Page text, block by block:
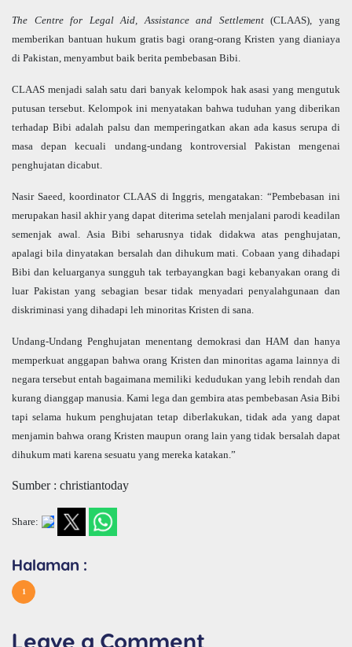
The Centre for Legal Aid, Assistance and Settlement(CLAAS), yang
memberikan bantuan hukum gratis bagi orang-orang Kristen yang dianiaya
di Pakistan, menyambut baik berita pembebasan Bibi.
CLAAS menjadi salah satu dari banyak kelompok hak asasi yang mengutuk
putusan tersebut. Kelompok ini menyatakan bahwa tuduhan yang diberikan
terhadap Bibi adalah palsu dan memperingatkan akan ada kasus serupa di
masa depan kecuali undang-undang kontroversial Pakistan mengenai
penghujatan dicabut.
Nasir Saeed, koordinator CLAAS di Inggris, mengatakan: “Pembebasan ini
merupakan hasil akhir yang dapat diterima setelah menjalani parodi keadilan
semenjak awal. Asia Bibi seharusnya tidak didakwa atas penghujatan,
apalagi bila dinyatakan bersalah dan dihukum mati. Cobaan yang dihadapi
Bibi dan keluarganya sungguh tak terbayangkan bagi kebanyakan orang di
luar Pakistan yang sebagian besar tidak menyadari penyalahgunaan dan
diskriminasi yang dihadapi leh minoritas Kristen di sana.
Undang-Undang Penghujatan menentang demokrasi dan HAM dan hanya
memperkuat anggapan bahwa orang Kristen dan minoritas agama lainnya di
negara tersebut entah bagaimana memiliki kedudukan yang lebih rendah dan
kurang dianggap manusia. Kami lega dan gembira atas pembebasan Asia Bibi
tapi selama hukum penghujatan tetap diberlakukan, tidak ada yang dapat
menjamin bahwa orang Kristen maupun orang lain yang tidak bersalah dapat
dihukum mati karena sesuatu yang mereka katakan.”
Sumber : christiantoday
Share:
Halaman :
1
Leave a Comment